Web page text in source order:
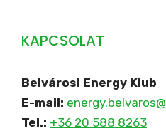
KAPCSOLAT
Belvárosi Energy Klub
E-mail:
Tel.: +36 20 588 8263